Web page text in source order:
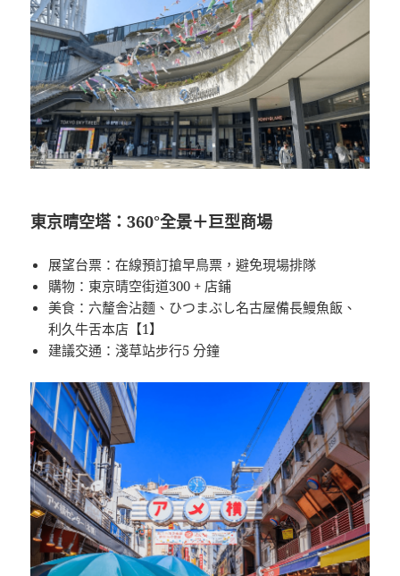
東京晴空塔：360°全景＋巨型商場
展望台票：在線預訂搶早鳥票，避免現場排隊
購物：東京晴空街道300 + 店鋪
美食：六釐舎沾麵、ひつまぶし名古屋備長鰻魚飯、
利久牛舌本店【1】
建議交通：淺草站步行5 分鐘